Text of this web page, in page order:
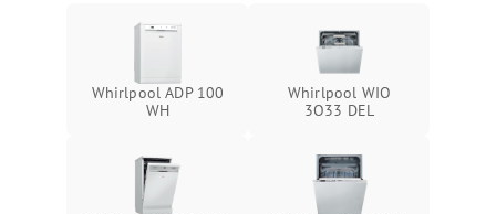
Whirlpool ADP 100
WH
Whirlpool WIO
3O33 DEL